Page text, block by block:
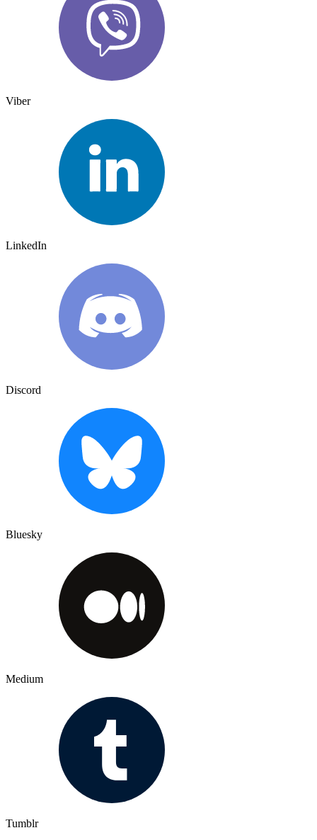
Viber
LinkedIn
Discord
Bluesky
Medium
Tumblr